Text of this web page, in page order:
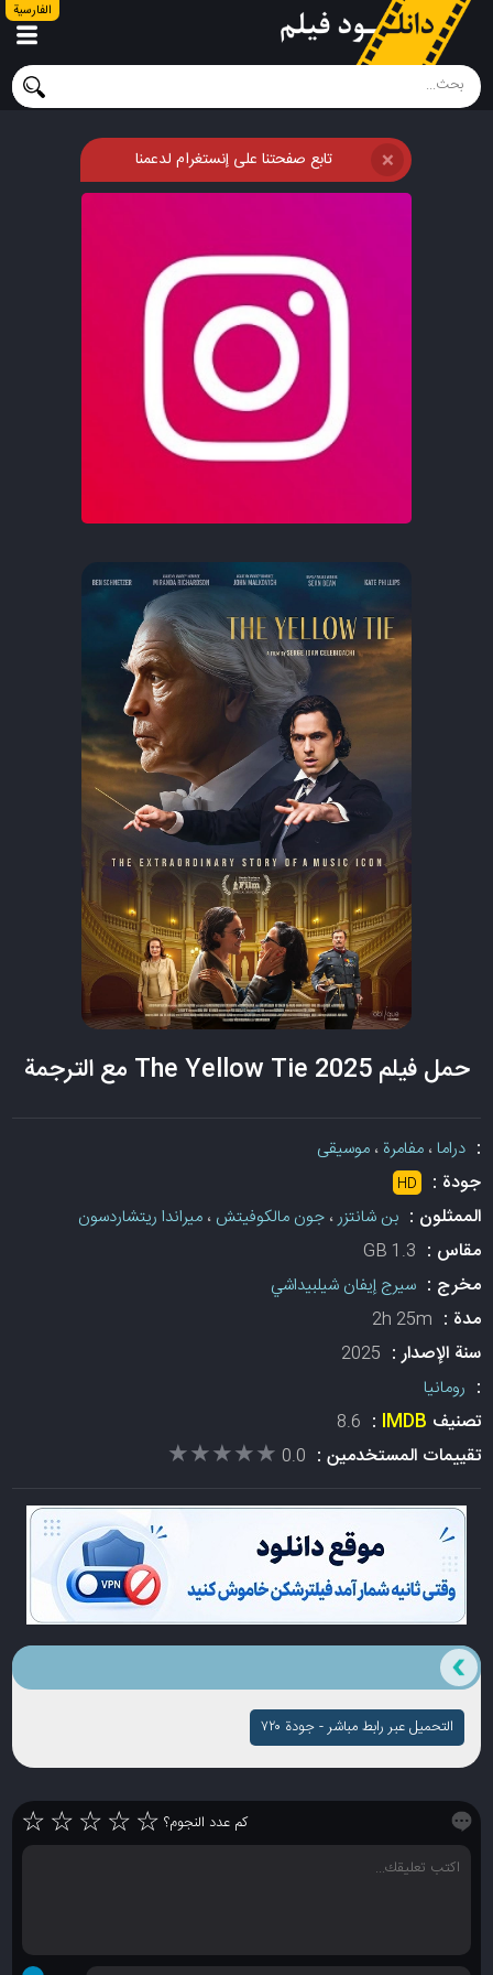
الفارسية
تابع صفحتنا على إنستغرام لدعمنا ❌
حمل فيلم The Yellow Tie 2025 مع الترجمة
:دراما،مفامرة ،موسيقى
جودة : HD
الممثلون :بن شانتزر،جون مالكوفيتش ،ميراندا ريتشاردسون
مقاس : 1.3 GB
مخرج :سيرج إيفان شيلبيداشي
مدة : 2h 25m
سنة الإصدار : 2025
: رومانيا
تصنيف IMDB
:
8.6
تقييمات المستخدمين : 0.0
★★★★★
★★★★★
التحميل عبر رابط مباشر - جودة ۷۲۰
كم عدد النجوم؟ ☆
☆
☆
☆
☆